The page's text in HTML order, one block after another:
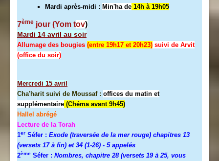
Mardi après-midi : Min'ha de 14h à 19h05
7ème jour (Yom tov)
Mardi 14 avril au soir
Allumage des bougies (entre 19h17 et 20h23) suivi de Arvit
(office du soir)
Mercredi 15 avril
Cha'harit suivi de Moussaf : offices du matin et
supplémentaire (Chéma avant 9h45)
Hallel abrégé
Lecture de la Torah
1er Séfer : Exode (traversée de la mer rouge) chapitres 13
(versets 17 à fin) et 34 (1-26) - 5 appelés
2ème Séfer : Nombres, chapitre 28 (versets 19 à 25, vous